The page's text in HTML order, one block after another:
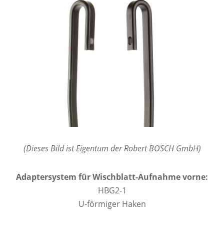
(Dieses Bild ist Eigentum der Robert BOSCH GmbH)
Adaptersystem für Wischblatt-Aufnahme vorne:
HBG2-1
U-förmiger Haken